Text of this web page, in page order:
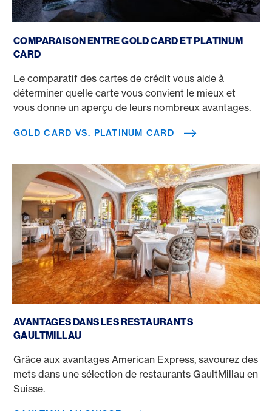
COMPARAISON ENTRE GOLD CARD ET PLATINUM
CARD
Le comparatif des cartes de crédit vous aide à
déterminer quelle carte vous convient le mieux et
vous donne un aperçu de leurs nombreux avantages.
GOLD CARD VS. PLATINUM CARD
AVANTAGES DANS LES RESTAURANTS
GAULTMILLAU
Grâce aux avantages American Express, savourez des
mets dans une sélection de restaurants GaultMillau en
Suisse.